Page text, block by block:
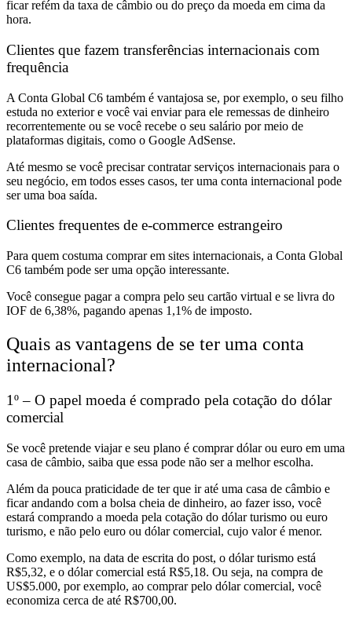
ficar refém da taxa de câmbio ou do preço da moeda em cima da
hora.
Clientes que fazem transferências internacionais com
frequência
A Conta Global C6 também é vantajosa se, por exemplo, o seu filho
estuda no exterior e você vai enviar para ele remessas de dinheiro
recorrentemente ou se você recebe o seu salário por meio de
plataformas digitais, como o Google AdSense.
Até mesmo se você precisar contratar serviços internacionais para o
seu negócio, em todos esses casos, ter uma conta internacional pode
ser uma boa saída.
Clientes frequentes de e-commerce estrangeiro
Para quem costuma comprar em sites internacionais, a Conta Global
C6 também pode ser uma opção interessante.
Você consegue pagar a compra pelo seu cartão virtual e se livra do
IOF de 6,38%, pagando apenas 1,1% de imposto.
Quais as vantagens de se ter uma conta
internacional?
1º – O papel moeda é comprado pela cotação do dólar
comercial
Se você pretende viajar e seu plano é comprar dólar ou euro em uma
casa de câmbio, saiba que essa pode não ser a melhor escolha.
Além da pouca praticidade de ter que ir até uma casa de câmbio e
ficar andando com a bolsa cheia de dinheiro, ao fazer isso, você
estará comprando a moeda pela cotação do dólar turismo ou euro
turismo, e não pelo euro ou dólar comercial, cujo valor é menor.
Como exemplo, na data de escrita do post, o dólar turismo está
R$5,32, e o dólar comercial está R$5,18. Ou seja, na compra de
US$5.000, por exemplo, ao comprar pelo dólar comercial, você
economiza cerca de até R$700,00.